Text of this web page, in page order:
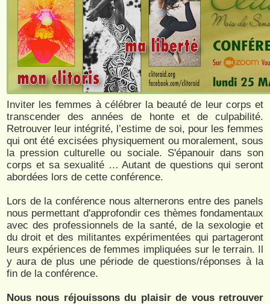
Inviter les femmes à célébrer la beauté de leur corps et
transcender des années de honte et de culpabilité.
Retrouver leur intégrité, l’estime de soi, pour les femmes
qui ont été excisées physiquement ou moralement, sous
la pression culturelle ou sociale. S'épanouir dans son
corps et sa sexualité … Autant de questions qui seront
abordées lors de cette conférence.
Lors de la conférence nous alternerons entre des panels
nous permettant d'approfondir ces thèmes fondamentaux
avec des professionnels de la santé, de la sexologie et
du droit et des militantes expérimentées qui partageront
leurs expériences de femmes impliquées sur le terrain. Il
y aura de plus une période de questions/réponses à la
fin de la conférence.
Nous nous réjouissons du plaisir de vous retrouver